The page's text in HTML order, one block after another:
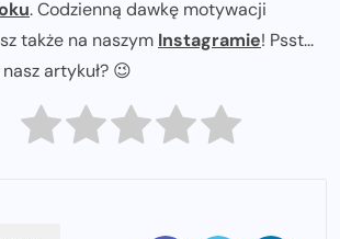
. Codzienną dawkę motywacji
także na naszym Instagramie! Psst...
artykuł? 😉